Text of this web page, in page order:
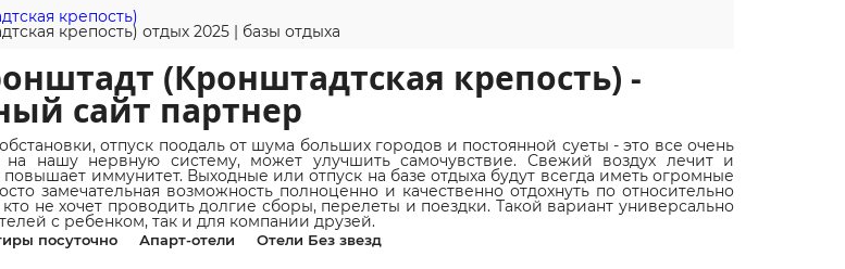
крепость)
крепость) отдых 2025 | базы отдыха
(Кронштадтская крепость) -
сайт партнер
отпуск поодаль от шума больших городов и постоянной суеты - это все очень
на нашу нервную систему, может улучшить самочувствие. Свежий воздух лечит и
повышает иммунитет. Выходные или отпуск на базе отдыха будут всегда иметь огромные
замечательная возможность полноценно и качественно отдохнуть по относительно
не хочет проводить долгие сборы, перелеты и поездки. Такой вариант универсально
с ребенком, так и для компании друзей.
посуточно Апарт-отели Отели Без звезд